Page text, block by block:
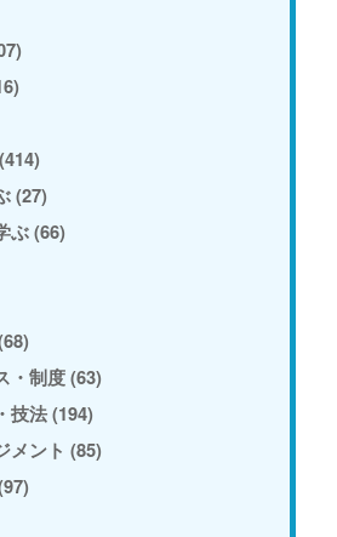
(27)
ぶ (66)
・制度 (63)
技法 (194)
メント (85)